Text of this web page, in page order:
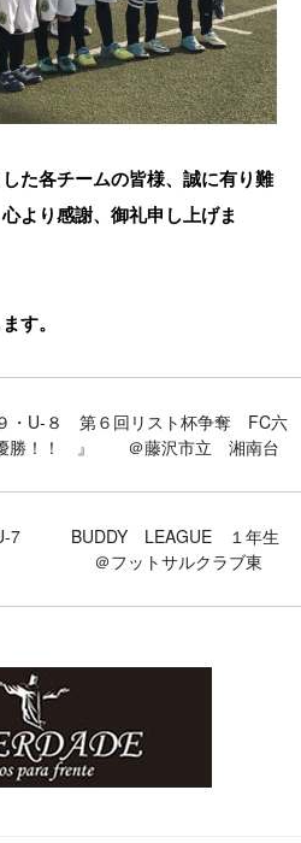
た各チームの皆様、誠に有り難
り感謝、御礼申し上げま
す。
・U-８ 第６回リスト杯争奪 FC六
勝！！ 』 ＠藤沢市立 湘南台
7 BUDDY LEAGUE １年生
＠フットサルクラブ東